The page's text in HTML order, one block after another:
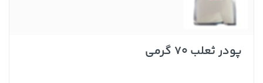
پودر ثعلب 70 گرمی